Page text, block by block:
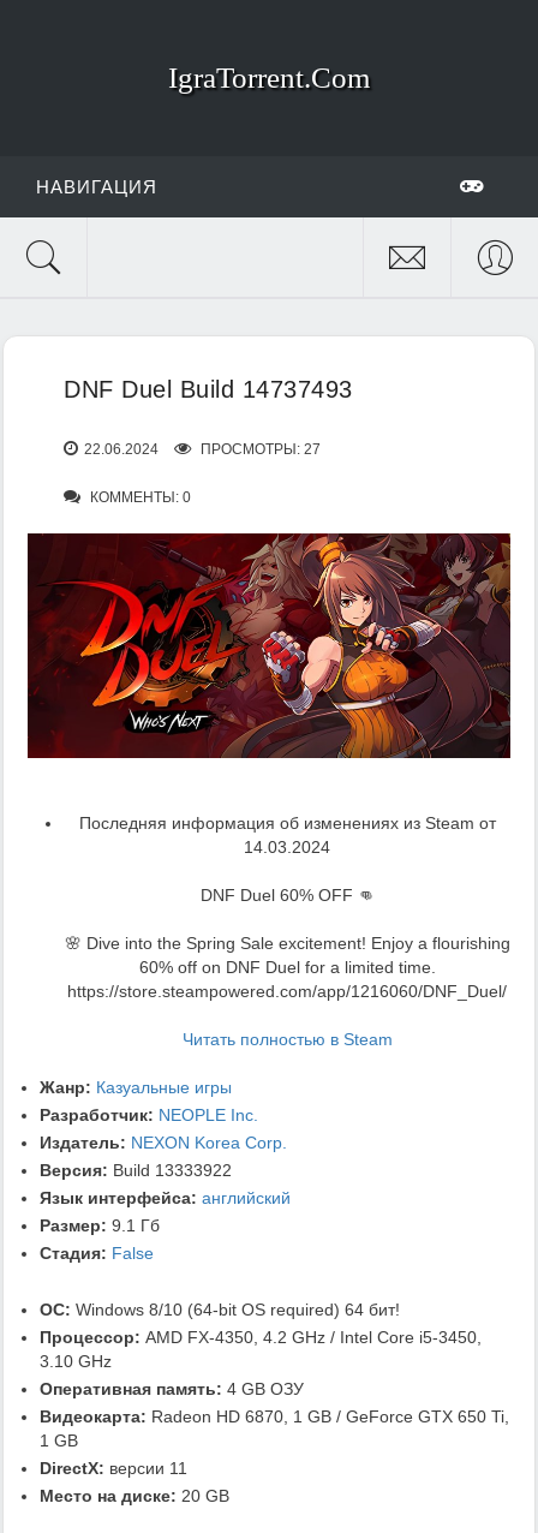
IgraTorrent.Com
НАВИГАЦИЯ
DNF Duel Build 14737493
22.06.2024 ПРОСМОТРЫ: 27
КОММЕНТЫ: 0
Последняя информация об изменениях из Steam от
14.03.2024
DNF Duel 60% OFF 👊
🌸 Dive into the Spring Sale excitement! Enjoy a flourishing
60% off on DNF Duel for a limited time.
https://store.steampowered.com/app/1216060/DNF_Duel/
Читать полностью в Steam
Жанр: Казуальные игры
Разработчик: NEOPLE Inc.
Издатель: NEXON Korea Corp.
Версия: Build 13333922
Язык интерфейса: английский
Размер: 9.1 Гб
Стадия: False
ОС: Windows 8/10 (64-bit OS required) 64 бит!
Процессор: AMD FX-4350, 4.2 GHz / Intel Core i5-3450,
3.10 GHz
Оперативная память: 4 GB ОЗУ
Видеокарта: Radeon HD 6870, 1 GB / GeForce GTX 650 Ti,
1 GB
DirectX: версии 11
Место на диске: 20 GB